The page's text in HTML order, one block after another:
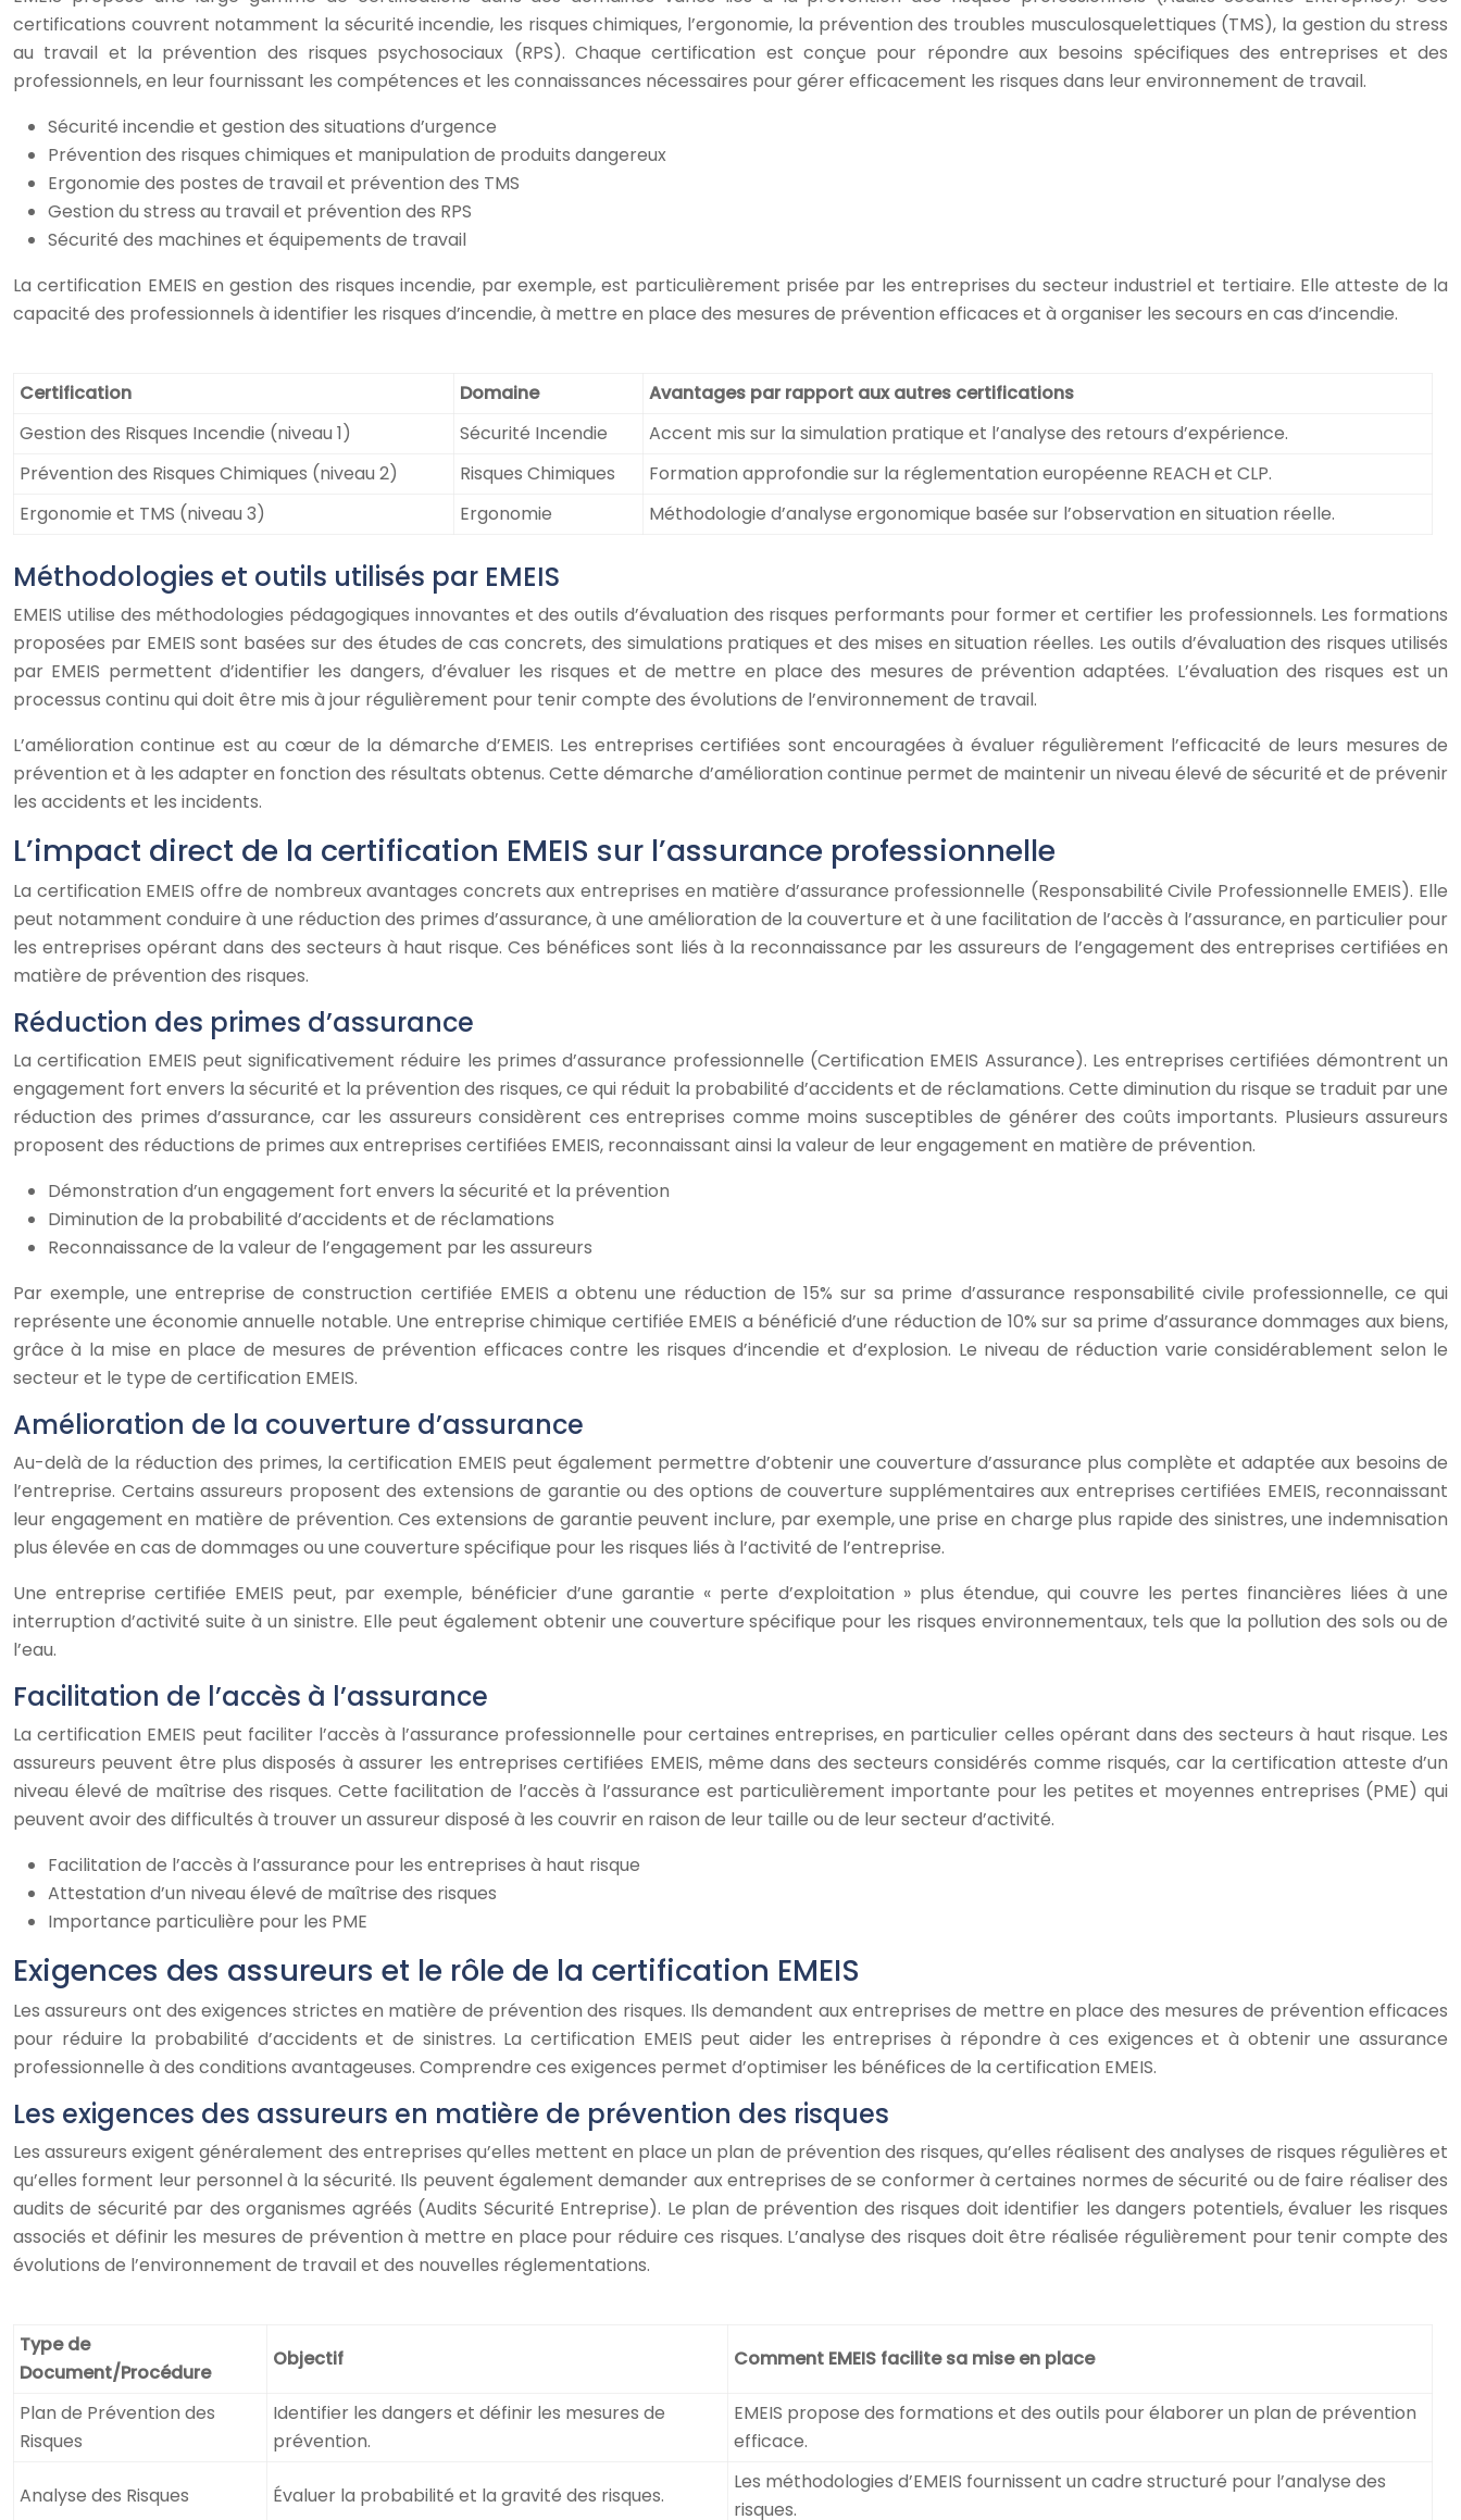
certifications couvrent notamment la sécurité incendie, les risques chimiques, l’ergonomie, la prévention des troubles musculosquelettiques (TMS), la gestion du stress
au travail et la prévention des risques psychosociaux (RPS). Chaque certification est conçue pour répondre aux besoins spécifiques des entreprises et des
professionnels, en leur fournissant les compétences et les connaissances nécessaires pour gérer efficacement les risques dans leur environnement de travail.
Sécurité incendie et gestion des situations d’urgence
Prévention des risques chimiques et manipulation de produits dangereux
Ergonomie des postes de travail et prévention des TMS
Gestion du stress au travail et prévention des RPS
Sécurité des machines et équipements de travail
La certification EMEIS en gestion des risques incendie, par exemple, est particulièrement prisée par les entreprises du secteur industriel et tertiaire. Elle atteste de la
capacité des professionnels à identifier les risques d’incendie, à mettre en place des mesures de prévention efficaces et à organiser les secours en cas d’incendie.
Certification Domaine
Avantages par rapport aux autres certifications
Gestion des Risques Incendie (niveau 1)
Sécurité Incendie
Accent mis sur la simulation pratique et l’analyse des retours d’expérience.
Prévention des Risques Chimiques (niveau 2)
Risques Chimiques
Formation approfondie sur la réglementation européenne REACH et CLP.
Ergonomie et TMS (niveau 3)
Ergonomie Méthodologie d’analyse ergonomique basée sur l’observation en situation réelle.
Méthodologies et outils utilisés par EMEIS
EMEIS utilise des méthodologies pédagogiques innovantes et des outils d’évaluation des risques performants pour former et certifier les professionnels. Les formations
proposées par EMEIS sont basées sur des études de cas concrets, des simulations pratiques et des mises en situation réelles. Les outils d’évaluation des risques utilisés
par EMEIS permettent d’identifier les dangers, d’évaluer les risques et de mettre en place des mesures de prévention adaptées. L’évaluation des risques est un
processus continu qui doit être mis à jour régulièrement pour tenir compte des évolutions de l’environnement de travail.
L’amélioration continue est au cœur de la démarche d’EMEIS. Les entreprises certifiées sont encouragées à évaluer régulièrement l’efficacité de leurs mesures de
prévention et à les adapter en fonction des résultats obtenus. Cette démarche d’amélioration continue permet de maintenir un niveau élevé de sécurité et de prévenir
les accidents et les incidents.
L’impact direct de la certification EMEIS sur l’assurance professionnelle
La certification EMEIS offre de nombreux avantages concrets aux entreprises en matière d’assurance professionnelle (Responsabilité Civile Professionnelle EMEIS). Elle
peut notamment conduire à une réduction des primes d’assurance, à une amélioration de la couverture et à une facilitation de l’accès à l’assurance, en particulier pour
les entreprises opérant dans des secteurs à haut risque. Ces bénéfices sont liés à la reconnaissance par les assureurs de l’engagement des entreprises certifiées en
matière de prévention des risques.
Réduction des primes d’assurance
La certification EMEIS peut significativement réduire les primes d’assurance professionnelle (Certification EMEIS Assurance). Les entreprises certifiées démontrent un
engagement fort envers la sécurité et la prévention des risques, ce qui réduit la probabilité d’accidents et de réclamations. Cette diminution du risque se traduit par une
réduction des primes d’assurance, car les assureurs considèrent ces entreprises comme moins susceptibles de générer des coûts importants. Plusieurs assureurs
proposent des réductions de primes aux entreprises certifiées EMEIS, reconnaissant ainsi la valeur de leur engagement en matière de prévention.
Démonstration d’un engagement fort envers la sécurité et la prévention
Diminution de la probabilité d’accidents et de réclamations
Reconnaissance de la valeur de l’engagement par les assureurs
Par exemple, une entreprise de construction certifiée EMEIS a obtenu une réduction de 15% sur sa prime d’assurance responsabilité civile professionnelle, ce qui
représente une économie annuelle notable. Une entreprise chimique certifiée EMEIS a bénéficié d’une réduction de 10% sur sa prime d’assurance dommages aux biens,
grâce à la mise en place de mesures de prévention efficaces contre les risques d’incendie et d’explosion. Le niveau de réduction varie considérablement selon le
secteur et le type de certification EMEIS.
Amélioration de la couverture d’assurance
Au-delà de la réduction des primes, la certification EMEIS peut également permettre d’obtenir une couverture d’assurance plus complète et adaptée aux besoins de
l’entreprise. Certains assureurs proposent des extensions de garantie ou des options de couverture supplémentaires aux entreprises certifiées EMEIS, reconnaissant
leur engagement en matière de prévention. Ces extensions de garantie peuvent inclure, par exemple, une prise en charge plus rapide des sinistres, une indemnisation
plus élevée en cas de dommages ou une couverture spécifique pour les risques liés à l’activité de l’entreprise.
Une entreprise certifiée EMEIS peut, par exemple, bénéficier d’une garantie « perte d’exploitation » plus étendue, qui couvre les pertes financières liées à une
interruption d’activité suite à un sinistre. Elle peut également obtenir une couverture spécifique pour les risques environnementaux, tels que la pollution des sols ou de
l’eau.
Facilitation de l’accès à l’assurance
La certification EMEIS peut faciliter l’accès à l’assurance professionnelle pour certaines entreprises, en particulier celles opérant dans des secteurs à haut risque. Les
assureurs peuvent être plus disposés à assurer les entreprises certifiées EMEIS, même dans des secteurs considérés comme risqués, car la certification atteste d’un
niveau élevé de maîtrise des risques. Cette facilitation de l’accès à l’assurance est particulièrement importante pour les petites et moyennes entreprises (PME) qui
peuvent avoir des difficultés à trouver un assureur disposé à les couvrir en raison de leur taille ou de leur secteur d’activité.
Facilitation de l’accès à l’assurance pour les entreprises à haut risque
Attestation d’un niveau élevé de maîtrise des risques
Importance particulière pour les PME
Exigences des assureurs et le rôle de la certification EMEIS
Les assureurs ont des exigences strictes en matière de prévention des risques. Ils demandent aux entreprises de mettre en place des mesures de prévention efficaces
pour réduire la probabilité d’accidents et de sinistres. La certification EMEIS peut aider les entreprises à répondre à ces exigences et à obtenir une assurance
professionnelle à des conditions avantageuses. Comprendre ces exigences permet d’optimiser les bénéfices de la certification EMEIS.
Les exigences des assureurs en matière de prévention des risques
Les assureurs exigent généralement des entreprises qu’elles mettent en place un plan de prévention des risques, qu’elles réalisent des analyses de risques régulières et
qu’elles forment leur personnel à la sécurité. Ils peuvent également demander aux entreprises de se conformer à certaines normes de sécurité ou de faire réaliser des
audits de sécurité par des organismes agréés (Audits Sécurité Entreprise). Le plan de prévention des risques doit identifier les dangers potentiels, évaluer les risques
associés et définir les mesures de prévention à mettre en place pour réduire ces risques. L’analyse des risques doit être réalisée régulièrement pour tenir compte des
évolutions de l’environnement de travail et des nouvelles réglementations.
Type de
Document/Procédure
Objectif Comment EMEIS facilite sa mise en place
Plan de Prévention des
Risques
Identifier les dangers et définir les mesures de
prévention.
EMEIS propose des formations et des outils pour élaborer un plan de prévention
efficace.
Analyse des Risques Évaluer la probabilité et la gravité des risques.
Les méthodologies d’EMEIS fournissent un cadre structuré pour l’analyse des
risques.